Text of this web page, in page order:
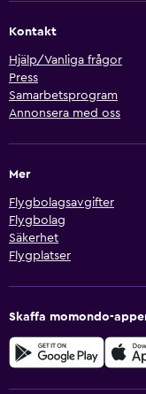
Kontakt
Hjälp/Vanliga frågor
Press
Samarbetsprogram
Annonsera med oss
Mer
Flygbolagsavgifter
Flygbolag
Säkerhet
Flygplatser
Skaffa momondo-